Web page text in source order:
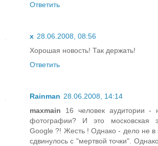
Ответить
x 28.06.2008, 08:56
Хорошая новость! Так держать!
Ответить
Rainman 28.06.2008, 14:14
maxmain 16 человек аудитории -
фотографии? И это московская
Google ?! Жесть ! Однако - дело не в
сдвинулось с "мертвой точки".